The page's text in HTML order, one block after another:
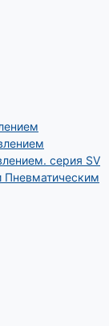
серия SV
Пневматическим